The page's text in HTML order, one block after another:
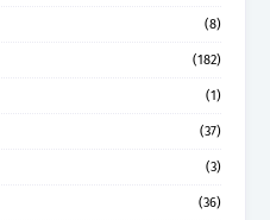
(8)
(182)
(1)
(37)
(3)
(36)